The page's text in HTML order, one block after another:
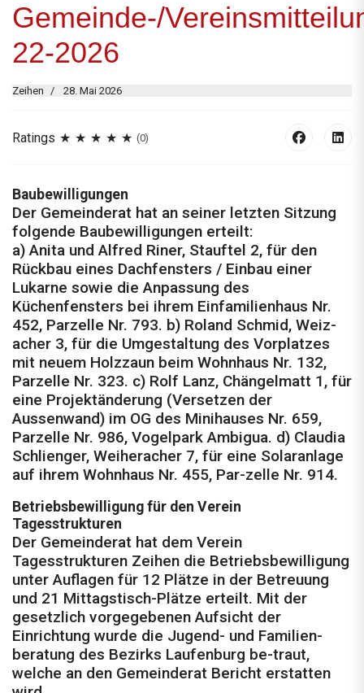
Gemeinde-/
22-2026
Zeihen 28. Mai 2026
Ratings (0)
Baubewilligungen
Der Gemeinderat hat an seiner letzten Sitzung
folgende Baubewilligungen erteilt:
a) Anita und Alfred Riner, Stauftel 2, für den
Rückbau eines Dachfensters / Einbau einer
Lukarne sowie die Anpassung des
Küchenfensters bei ihrem Einfamilienhaus Nr.
452, Parzelle Nr. 793. b) Roland Schmid, Weiz­
acher 3, für die Umgestaltung des Vorplatzes
mit neuem Holzzaun beim Wohnhaus Nr. 132,
Parzelle Nr. 323. c) Rolf Lanz, Chängelmatt 1, für
eine Projektänderung (Versetzen der
Aussenwand) im OG des Mini­hauses Nr. 659,
Parzelle Nr. 986, Vogelpark Ambigua. d) Claudia
Schlienger, Weiher­acher 7, für eine Solaranlage
auf ihrem Wohnhaus Nr. 455, Par-zelle Nr. 914.
Betriebsbewilligung für den Verein
Tagesstrukturen
Der Gemeinderat hat dem Verein
Tagesstrukturen Zeihen die Betriebsbewilligung
unter Auflagen für 12 Plätze in der Betreuung
und 21 Mittagstisch-Plätze erteilt. Mit der
gesetzlich vorgegebenen Aufsicht der
Einrichtung wurde die Jugend- und Familien­
beratung des Bezirks Laufenburg be-traut,
welche an den Gemeinderat Bericht erstatten